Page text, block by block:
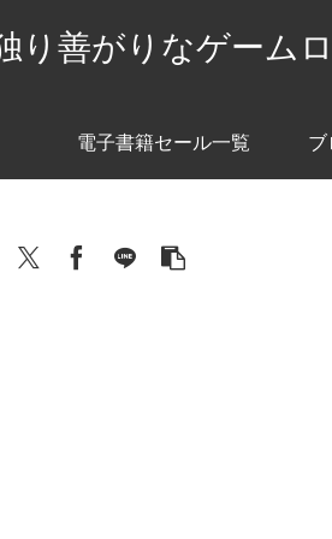
り善がりなゲーム
電子書籍セール一覧 ブ